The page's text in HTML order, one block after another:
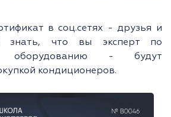
в соц.сетях - друзья и
знать, что вы эксперт по
оборудованию - будут
кондиционеров.